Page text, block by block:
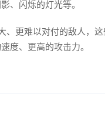
、闪烁的灯光等。
、更难以对付的敌人，
度、更高的攻击力。